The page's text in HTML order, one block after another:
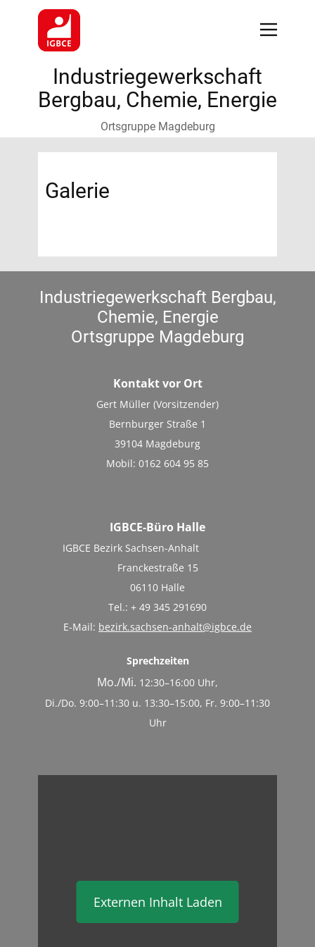
Industriegewerkschaft
Bergbau, Chemie, Energie
Ortsgruppe Magdeburg
Galerie
Industriegewerkschaft Bergbau,
Chemie, Energie
Ortsgruppe Magdeburg
Kontakt vor Ort
Gert Müller (Vorsitzender)
Bernburger Straße 1
39104 Magdeburg
Mobil: 0162 604 95 85
IGBCE-Büro Halle
IGBCE Bezirk Sachsen-Anhalt
Franckestraße 15
06110 Halle
Tel.: + 49 345 291690
E-Mail: bezirk.sachsen-anhalt@igbce.de
Sprechzeiten
Mo./Mi. 12:30–16:00 Uhr,
Di./Do. 9:00–11:30 u. 13:30–15:00, Fr. 9:00–11:30
Uhr
Externen Inhalt Laden